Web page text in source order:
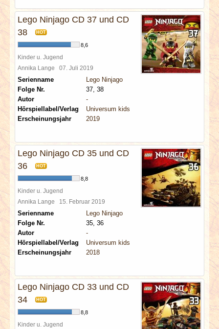
Lego Ninjago CD 37 und CD
38
HOT
8,6
Kinder u. Jugend
Annika Lange 07. Juli 2019
Serienname
Lego Ninjago
Folge Nr.
37, 38
Autor
-
Hörspiellabel/Verlag
Universum kids
Erscheinungsjahr
2019
Lego Ninjago CD 35 und CD
36
HOT
8,8
Kinder u. Jugend
Annika Lange 15. Februar 2019
Serienname
Lego Ninjago
Folge Nr.
35, 36
Autor
-
Hörspiellabel/Verlag
Universum kids
Erscheinungsjahr
2018
Lego Ninjago CD 33 und CD
34
HOT
8,8
Kinder u. Jugend